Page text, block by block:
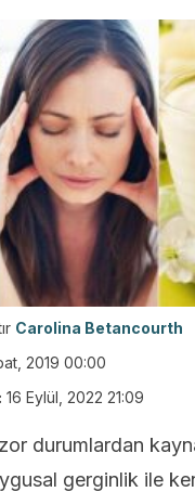
Carolina Betancourth
2019 00:00
16 Eylül, 2022 21:09
durumlardan
gerginlik ile